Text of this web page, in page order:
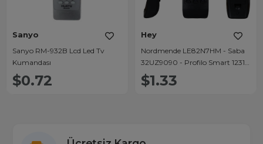
Sanyo
Sanyo RM-932B Lcd Led Tv
Kumandası
$0.72
Hey
Nordmende LE82N7HM - Saba
32UZ9090 - Profilo Smart 1231 -
Sanyo Küçük Kalıp Lcd Led Tv
Kumandası
$1.33